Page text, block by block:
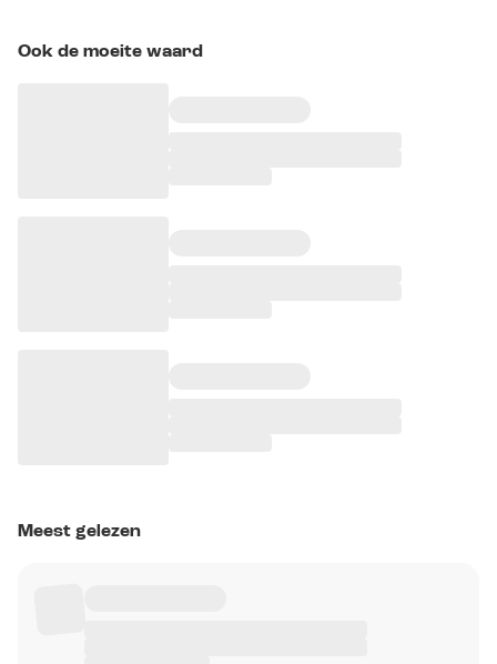
Ook de moeite waard
Meest gelezen